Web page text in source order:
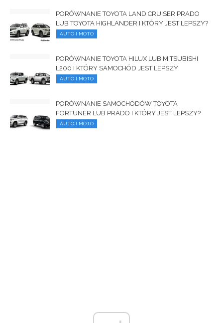
PORÓWNANIE TOYOTA LAND CRUISER PRADO
LUB TOYOTA HIGHLANDER I KTÓRY JEST LEPSZY?
AUTO I MOTO
PORÓWNANIE TOYOTA HILUX LUB MITSUBISHI
L200 I KTÓRY SAMOCHÓD JEST LEPSZY
AUTO I MOTO
PORÓWNANIE SAMOCHODÓW TOYOTA
FORTUNER LUB PRADO I KTÓRY JEST LEPSZY?
AUTO I MOTO